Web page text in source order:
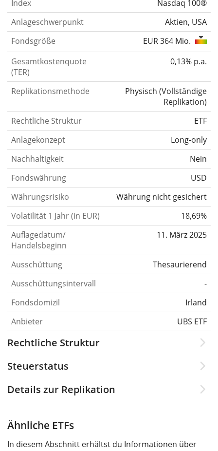
Index
Nasdaq 100®
Anlageschwerpunkt
Aktien, USA
Fondsgröße
EUR 364 Mio.
Gesamtkostenquote
(TER)
0,13% p.a.
Replikationsmethode Physisch (Vollständige
Replikation)
Rechtliche Struktur
ETF
Anlagekonzept
Long-only
Nachhaltigkeit
Nein
Fondswährung
USD
Währungsrisiko
Währung nicht gesichert
Volatilität 1 Jahr (in EUR)
18,69%
Auflagedatum/
Handelsbeginn
11. März 2025
Ausschüttung
Thesaurierend
Ausschüttungsintervall
-
Fondsdomizil
Irland
Anbieter
UBS ETF
Rechtliche Struktur
Steuerstatus
Details zur Replikation
Ähnliche ETFs
In diesem Abschnitt erhältst du Informationen über